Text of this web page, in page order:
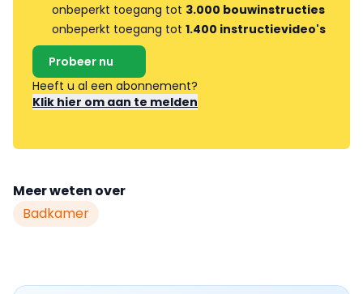
onbeperkt toegang tot 3.000 bouwinstructies
onbeperkt toegang tot 1.400 instructievideo's
Probeer nu
Heeft u al een abonnement?
Klik hier om aan te melden
Meer weten over
Badkamer